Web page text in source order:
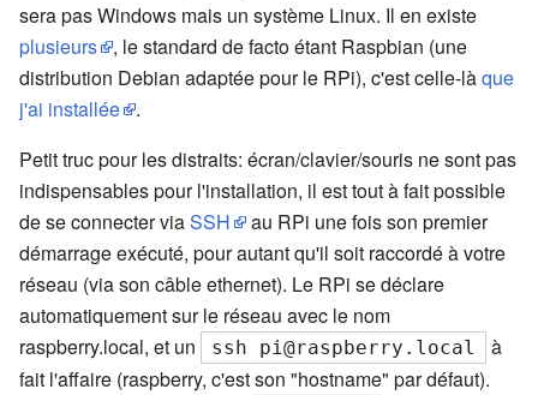
sera pas Windows mais un système Linux. Il en existe
plusieurs
, le standard de facto étant Raspbian (une
distribution Debian adaptée pour le RPi), c'est celle-làque
j'ai installée
.
Petit truc pour les distraits: écran/clavier/souris ne sont pas
indispensables pour l'installation, il est tout à fait possible
de se connecter viaSSH
au RPi une fois son premier
démarrage exécuté, pour autant qu'il soit raccordé à votre
réseau (via son câble ethernet). Le RPi se déclare
automatiquement sur le réseau avec le nom
raspberry.local, et un
ssh pi@raspberry.local
à
fait l'affaire (raspberry, c'est son "hostname" par défaut).